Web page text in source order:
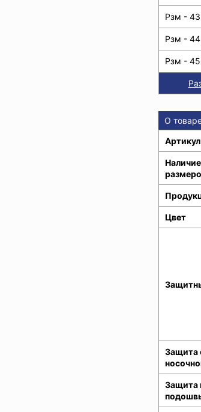
Рзм - 43
Рзм - 44
Рзм - 45
О
Артикул
Цвет
Защита
Защита